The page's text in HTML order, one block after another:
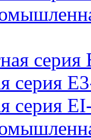
серия
серия
серия